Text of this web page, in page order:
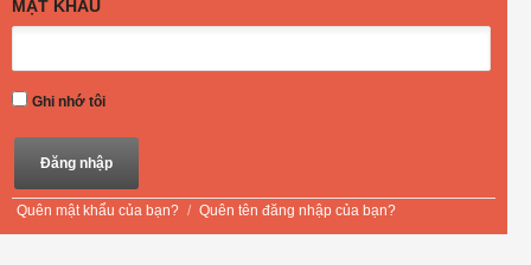
MẬT KHẨU
Ghi nhớ tôi
Quên mật khẩu của bạn? / Quên tên đăng nhập của bạn?